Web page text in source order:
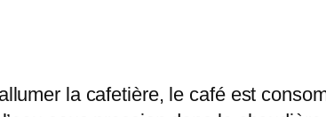
la cafetière, le café est